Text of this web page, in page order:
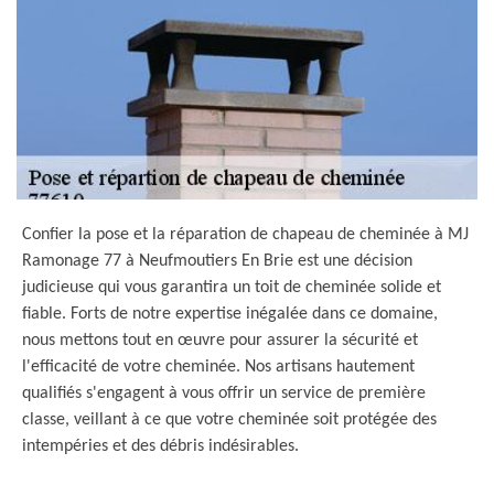
Confier la pose et la réparation de chapeau de cheminée à MJ
Ramonage 77 à Neufmoutiers En Brie est une décision
judicieuse qui vous garantira un toit de cheminée solide et
fiable. Forts de notre expertise inégalée dans ce domaine,
nous mettons tout en œuvre pour assurer la sécurité et
l'efficacité de votre cheminée. Nos artisans hautement
qualifiés s'engagent à vous offrir un service de première
classe, veillant à ce que votre cheminée soit protégée des
intempéries et des débris indésirables.